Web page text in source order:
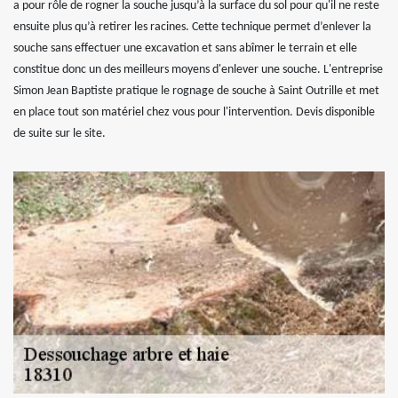
a pour rôle de rogner la souche jusqu’à la surface du sol pour qu'il ne reste
ensuite plus qu’à retirer les racines. Cette technique permet d’enlever la
souche sans effectuer une excavation et sans abîmer le terrain et elle
constitue donc un des meilleurs moyens d'enlever une souche. L'entreprise
Simon Jean Baptiste pratique le rognage de souche à Saint Outrille et met
en place tout son matériel chez vous pour l'intervention. Devis disponible
de suite sur le site.